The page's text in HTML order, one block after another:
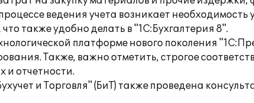
ведения учета возникает
также удобно делать в "1С:Бухгалтерия 8".
платформе нового поколения
Также, важно отметить, строгое
и отчетности.
и Торговля" (БиТ) также проведена